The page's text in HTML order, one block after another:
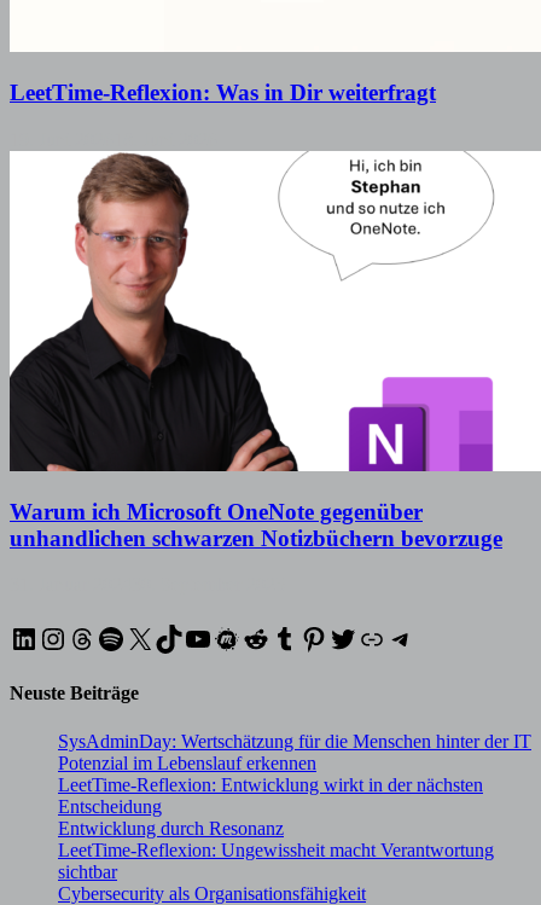
LeetTime-Reflexion: Was in Dir weiterfragt
Warum ich Microsoft OneNote gegenüber
unhandlichen schwarzen Notizbüchern bevorzuge
LinkedIn
Instagram
Threads
Spotify
X TikTok
YouTube
Meetup
Reddit
Tumblr
Pinterest
Twitter
XINGTelegram
Neuste Beiträge
SysAdminDay: Wertschätzung für die Menschen hinter der IT
Potenzial im Lebenslauf erkennen
LeetTime-Reflexion: Entwicklung wirkt in der nächsten
Entscheidung
Entwicklung durch Resonanz
LeetTime-Reflexion: Ungewissheit macht Verantwortung
sichtbar
Cybersecurity als Organisationsfähigkeit